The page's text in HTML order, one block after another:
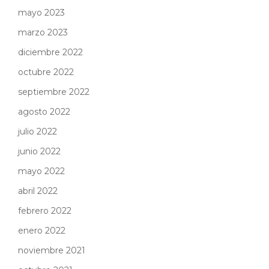
mayo 2023
marzo 2023
diciembre 2022
octubre 2022
septiembre 2022
agosto 2022
julio 2022
junio 2022
mayo 2022
abril 2022
febrero 2022
enero 2022
noviembre 2021